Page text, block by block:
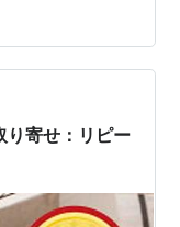
り寄せ：リピー